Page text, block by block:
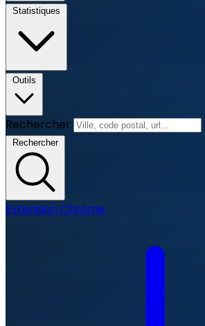
Statistiques
Outils
Rechercher
Rechercher
Extension Chrome